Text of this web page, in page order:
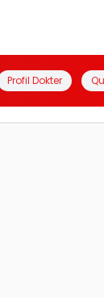
Profil Dokter